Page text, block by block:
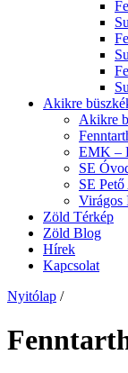
Akikre
Akikre
EMK –
SE
SE
Virágos
Zöld Térkép
Zöld Blog
Hírek
Kapcsolat
Nyitólap /